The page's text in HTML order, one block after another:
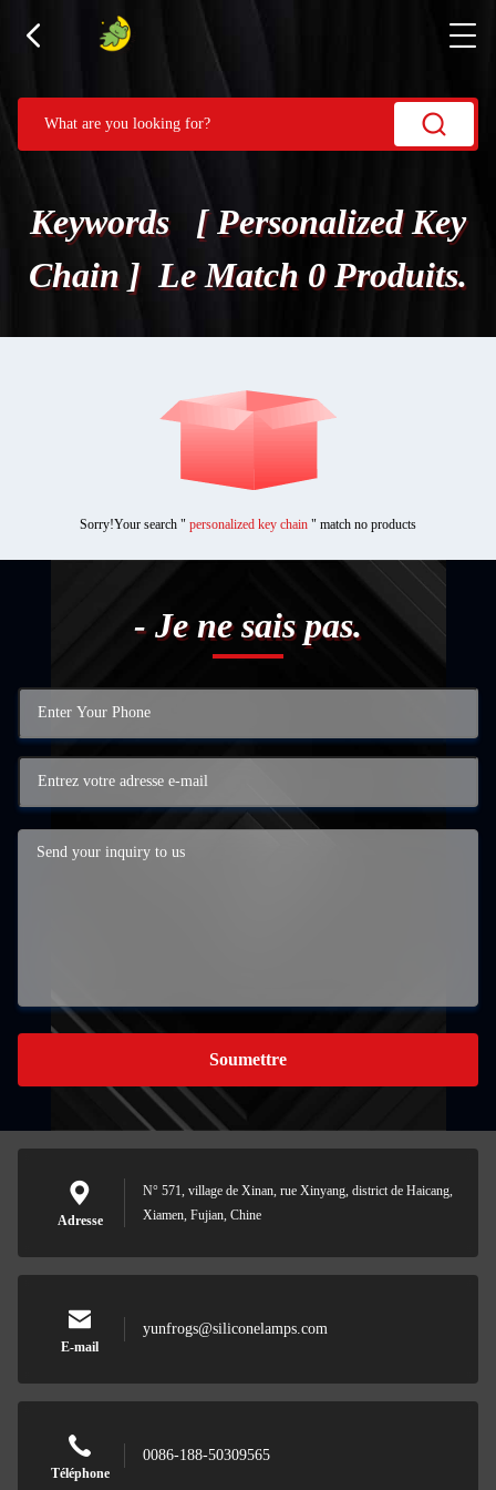
Keywords [ Personalized Key
Chain ] Le Match 0 Produits.
Sorry!Your search " personalized key chain " match no products
- Je ne sais pas.
Soumettre
Adresse
N° 571, village de Xinan, rue Xinyang, district de Haicang,
Xiamen, Fujian, Chine
E-mail
yunfrogs@siliconelamps.com
Téléphone
0086-188-50309565